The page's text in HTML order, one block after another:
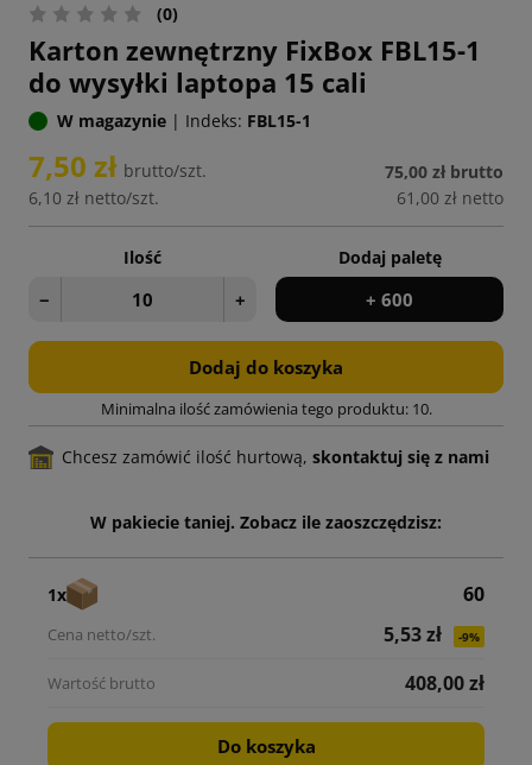
(0)
Karton zewnętrzny FixBox FBL15-1
do wysyłki laptopa 15 cali
W magazynie | Indeks: FBL15-1
7,50 zł brutto/szt.
6,10 zł netto/szt.
75,00 zł brutto
61,00 zł netto
Ilość
− +
Dodaj paletę
+ 600
Dodaj do koszyka
Minimalna ilość zamówienia tego produktu: 10.
Chcesz zamówić ilość hurtową, skontaktuj się z nami
W pakiecie taniej. Zobacz ile zaoszczędzisz:
1x
60
5,53 zł
-9%
408,00 zł
Do koszyka